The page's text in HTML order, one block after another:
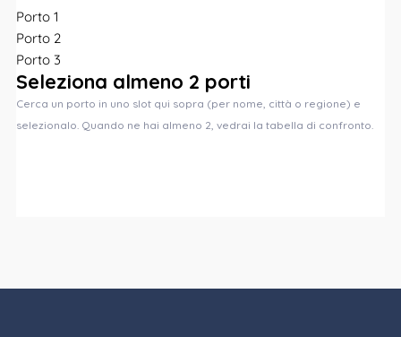
Porto 1
Porto 2
Porto 3
Seleziona almeno 2 porti
Cerca un porto in uno slot qui sopra (per nome, città o regione) e
selezionalo. Quando ne hai almeno 2, vedrai la tabella di confronto.